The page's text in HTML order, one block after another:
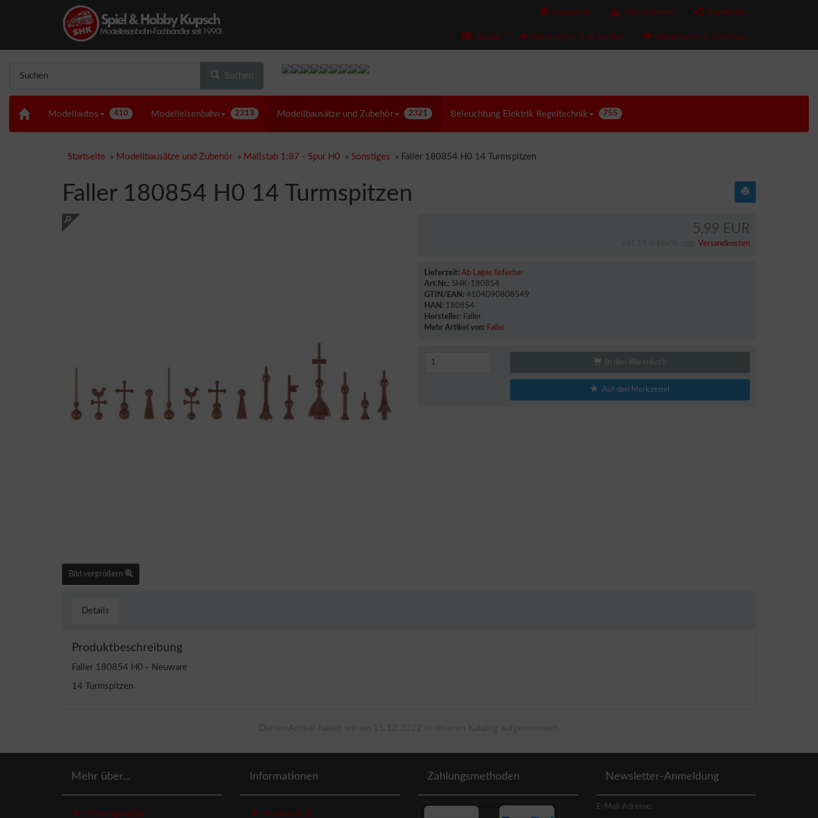
Startseite Registrieren Anmelden
Kasse Merkzettel 0 Artikel Warenkorb 0 Artikel
Suchen
Modellautos 410 Modelleisenbahn 2313 Modellbausätze und Zubehör 2321 Beleuchtung Elektrik Regeltechnik 755
Startseite » Modellbausätze und Zubehör » Maßstab 1:87 - Spur H0 » Sonstiges » Faller 180854 H0 14 Turmspitzen
Faller 180854 H0 14 Turmspitzen
Bild vergrößern
5,99 EUR
Versandkosten
Lieferzeit: Ab Lager lieferbar
Art.Nr.: SHK-180854
GTIN/EAN: 4104090808549
HAN: 180854
Hersteller: Faller
Mehr Artikel von: Faller
In den Warenkorb
Auf den Merkzettel
Details
Produktbeschreibung
Faller 180854 H0 - Neuware
14 Turmspitzen
Mehr über...
Öffnungszeiten
Informationen
Unsere AGB
Zahlungsmethoden Newsletter-Anmeldung
E-Mail-Adresse: